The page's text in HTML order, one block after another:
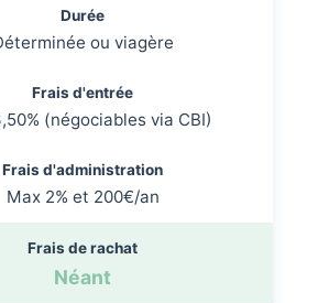
Durée
ou viagère
Frais d'entrée
(négociables via CBI)
Frais d'administration
Max 2% et 200€/an
Frais de rachat
Néant